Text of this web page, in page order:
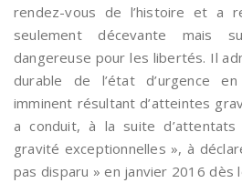
rendez-vous de l’histoire et a
seulement décevante mais
dangereuse pour les libertés. Il
durable de l’état d’urgence
imminent résultant d’atteintes
a conduit, à la suite d’attentats
gravité exceptionnelles », à
pas disparu » en janvier 2016